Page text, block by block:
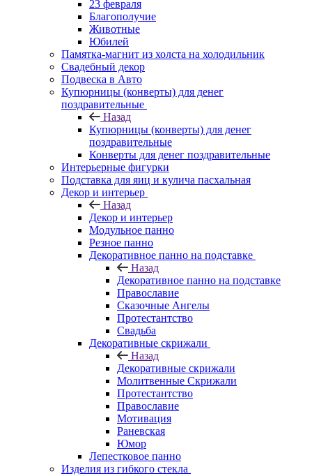
23 февраля
Благополучие
Животные
Юбилей
Памятка-магнит из холста на холодильник
Свадебный декор
Подвеска в Авто
Купюрницы (конверты) для денег
поздравительные
Назад
Купюрницы (конверты) для денег
поздравительные
Конверты для денег поздравительные
Интерьерные фигурки
Подставка для яиц и кулича пасхальная
Декор и интерьер
Назад
Декор и интерьер
Модульное панно
Резное панно
Декоративное панно на подставке
Назад
Декоративное панно на подставке
Православие
Сказочные Ангелы
Протестантство
Свадьба
Декоративные скрижали
Назад
Декоративные скрижали
Молитвенные Скрижали
Протестантство
Православие
Мотивация
Раневская
Юмор
Лепестковое панно
Изделия из гибкого стекла